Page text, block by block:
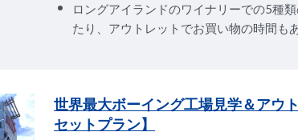
ロングアイランドのワイナリーでの5種
たり、アウトレットでお買い物の時間も
世界最大ボーイング工場見学＆アウ
セットプラン】